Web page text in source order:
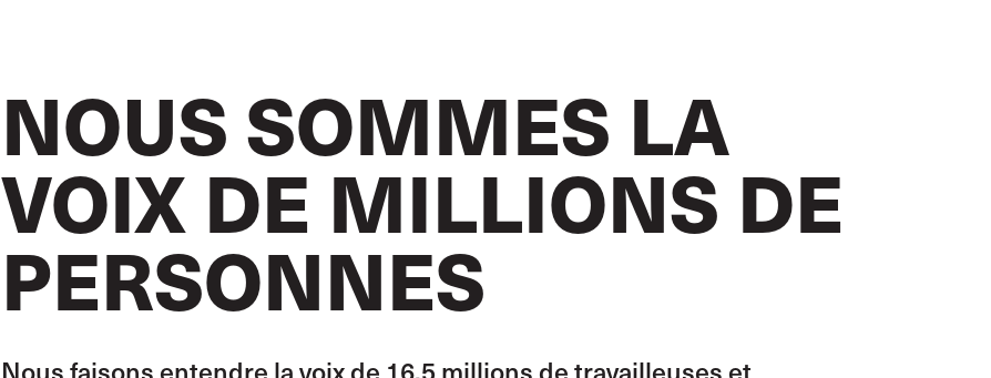
NOUS SOMMES LA
VOIX DE MILLIONS DE
PERSONNES
Nous faisons entendre la voix de 16,5 millions de travailleuses et